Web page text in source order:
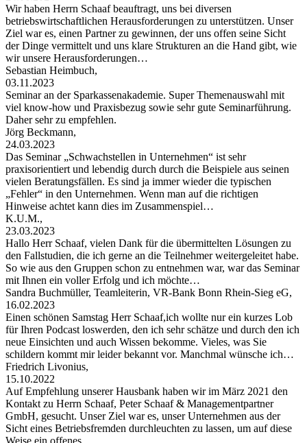
Wir haben Herrn Schaaf beauftragt, uns bei diversen
betriebswirtschaftlichen Herausforderungen zu unterstützen. Unser
Ziel war es, einen Partner zu gewinnen, der uns offen seine Sicht
der Dinge vermittelt und uns klare Strukturen an die Hand gibt, wie
wir unsere Herausforderungen…
Sebastian Heimbuch,
03.11.2023
Seminar an der Sparkassenakademie. Super Themenauswahl mit
viel know-how und Praxisbezug sowie sehr gute Seminarführung.
Daher sehr zu empfehlen.
Jörg Beckmann,
24.03.2023
Das Seminar „Schwachstellen in Unternehmen“ ist sehr
praxisorientiert und lebendig durch durch die Beispiele aus seinen
vielen Beratungsfällen. Es sind ja immer wieder die typischen
„Fehler“ in den Unternehmen. Wenn man auf die richtigen
Hinweise achtet kann dies im Zusammenspiel…
K.U.M.,
23.03.2023
Hallo Herr Schaaf, vielen Dank für die übermittelten Lösungen zu
den Fallstudien, die ich gerne an die Teilnehmer weitergeleitet habe.
So wie aus den Gruppen schon zu entnehmen war, war das Seminar
mit Ihnen ein voller Erfolg und ich möchte…
Sandra Buchmüller, Teamleiterin, VR-Bank Bonn Rhein-Sieg eG,
16.02.2023
Einen schönen Samstag Herr Schaaf,ich wollte nur ein kurzes Lob
für Ihren Podcast loswerden, den ich sehr schätze und durch den ich
neue Einsichten und auch Wissen bekomme. Vieles, was Sie
schildern kommt mir leider bekannt vor. Manchmal wünsche ich…
Friedrich Livonius,
15.10.2022
Auf Empfehlung unserer Hausbank haben wir im März 2021 den
Kontakt zu Herrn Schaaf, Peter Schaaf & Managementpartner
GmbH, gesucht. Unser Ziel war es, unser Unternehmen aus der
Sicht eines Betriebsfremden durchleuchten zu lassen, um auf diese
Weise ein offenes…